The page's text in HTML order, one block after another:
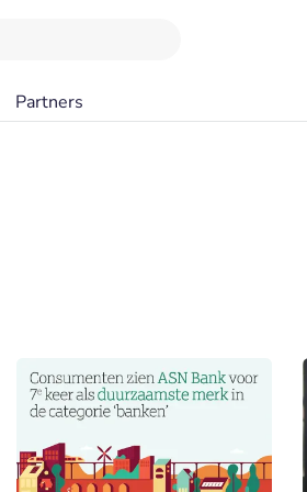
Partners